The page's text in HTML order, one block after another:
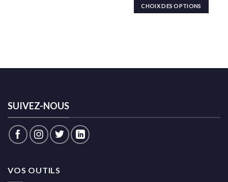
CHOIX DES OPTIONS
SUIVEZ-NOUS
VOS OUTILS